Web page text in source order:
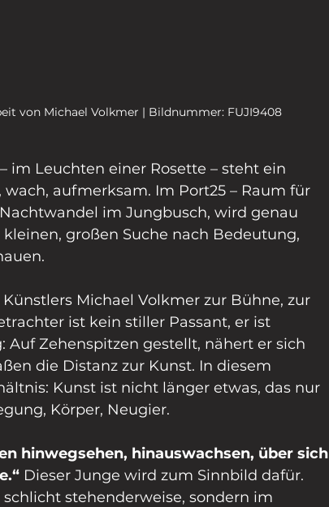
von Michael Volkmer | Bildnummer: FUJI9408
– im Leuchten einer Rosette – steht ein
aufmerksam. Im Port25 – Raum für
im Jungbusch, wird genau
großen Suche nach Bedeutung,
Michael Volkmer zur Bühne, zur
ist kein stiller Passant, er ist
Zehenspitzen gestellt, nähert er sich
die Distanz zur Kunst. In diesem
Kunst ist nicht länger etwas, das nur
Körper, Neugier.
hinwegsehen, hinauswachsen, über sich
Dieser Junge wird zum Sinnbild dafür.
stehenderweise, sondern im